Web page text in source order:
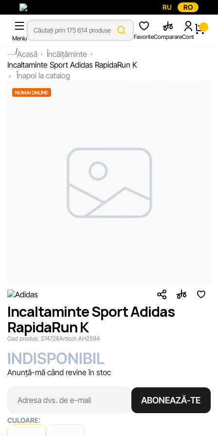
RU RO
Meniu FavoriteComparareCont
...Acasă
Încălțăminte
Incaltaminte Sport Adidas RapidaRun K
Înapoi la catalog
NUMAI ONLINE
Incaltaminte Sport Adidas
RapidaRun K
Cod produs: 374726Articol: AH2594
INDISPONIBIL
Anunță-mă când revine în stoc
ABONEAZĂ-TE
CULOARE: